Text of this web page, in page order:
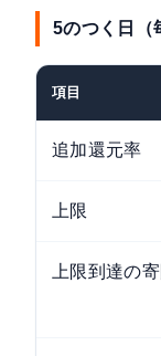
5のつく日（
項目
追加還元率
上限
上限到達の